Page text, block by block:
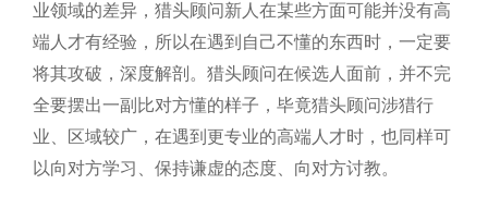
业领域的差异，猎头顾问新人在某些方面可能并没有高
端人才有经验，所以在遇到自己不懂的东西时，一定要
将其攻破，深度解剖。猎头顾问在候选人面前，并不完
全要摆出一副比对方懂的样子，毕竟猎头顾问涉猎行
业、区域较广，在遇到更专业的高端人才时，也同样可
以向对方学习、保持谦虚的态度、向对方讨教。